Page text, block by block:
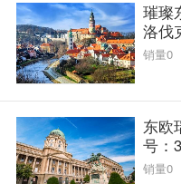
璀璨
洛伐
团】
销量0
东欧
号：
销量0